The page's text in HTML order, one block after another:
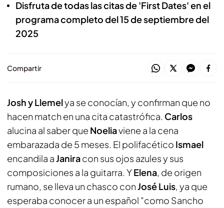
Disfruta de todas las citas de 'First Dates' en el
programa completo del 15 de septiembre del
2025
Compartir
Josh y Llemelya se conocían, y confirman que no
hacen match en una cita catastrófica. Carlos
alucina al saber que Noeliaviene a la cena
embarazada de 5 meses. El polifacético Ismael
encandila aJaniracon sus ojos azules y sus
composiciones a la guitarra. YElena, de origen
rumano, se lleva un chasco conJosé Luis, ya que
esperaba conocer a un español "como Sancho